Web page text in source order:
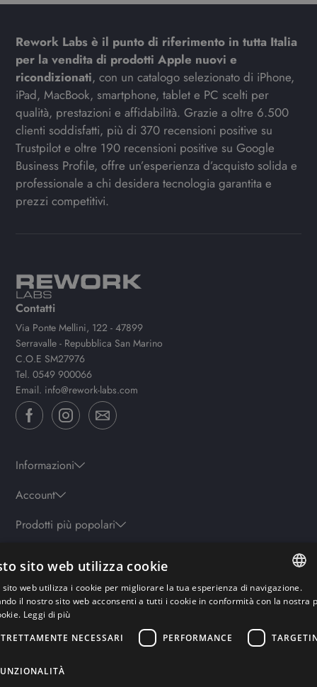
Rework Labs è il punto di riferimento in tutta Italia
per la vendita di prodotti Apple nuovi e
ricondizionati, con un catalogo selezionato di iPhone,
iPad, MacBook, smartphone, tablet e PC scelti per
qualità, prestazioni e affidabilità. Grazie a oltre 6.500
clienti soddisfatti, più di 370 recensioni positive su
Trustpilot e oltre 190 recensioni positive su Google
Business Profile, offre un’esperienza d’acquisto solida e
professionale a chi desidera tecnologia garantita e
prezzi competitivi.
Contatti
Via Ponte Mellini, 122 - 47899
Serravalle - Repubblica San Marino
C.O.E SM27976
Tel.0549 900066
Email. info@rework-labs.com
Informazioni
Account
Prodotti più popolari
Orari
Lun-ven: 9.30-19.30 - Sab: 10-13 | 15.30-19.30 - Domenica: chiuso
Pagamenti sicuri
ITALIAN
GERMAN
sito web utilizza cookie
sito web utilizza i cookie per migliorare la tua esperienza di navigazione.
il nostro sito web acconsenti a tutti i cookie in conformità con la nostra
Leggi di più
NECESSARI
PERFORMANCE